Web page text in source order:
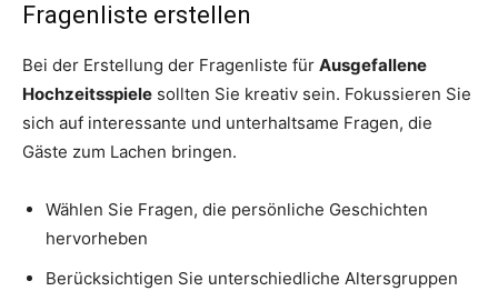
Fragenliste erstellen
Bei der Erstellung der Fragenliste für Ausgefallene
Hochzeitsspiele sollten Sie kreativ sein. Fokussieren Sie
sich auf interessante und unterhaltsame Fragen, die
Gäste zum Lachen bringen.
Wählen Sie Fragen, die persönliche Geschichten
hervorheben
Berücksichtigen Sie unterschiedliche Altersgruppen